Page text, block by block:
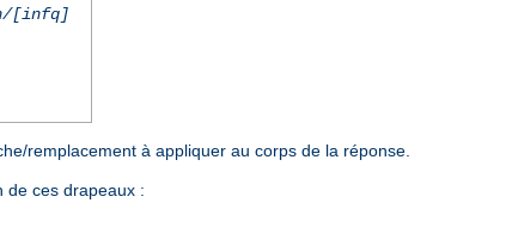
[infq]
remplacement à appliquer au corps de la réponse.
de ces drapeaux :